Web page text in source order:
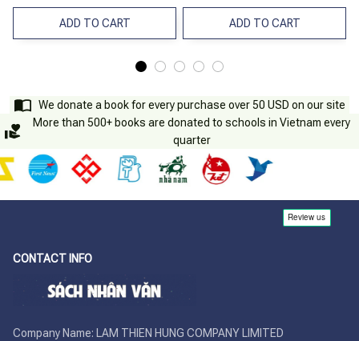
ADD TO CART ADD TO CART
We donate a book for every purchase over 50 USD on our site
More than 500+ books are donated to schools in Vietnam every
quarter
CONTACT INFO
Company Name: LAM THIEN HUNG COMPANY LIMITED